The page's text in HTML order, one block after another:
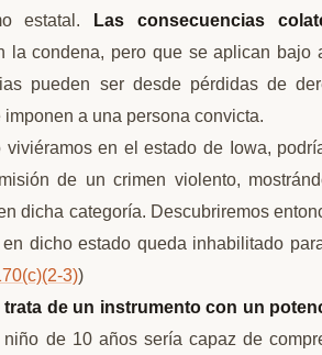
estatal.
Las consecuencias
la condena, pero que se aplican bajo
pueden ser desde pérdidas de
a una persona convicta.
en el estado de Iowa,
de un crimen violento,
dicha categoría. Descubriremos
dicho estado queda inhabilitado
3))
trata de un instrumento con un
de 10 años sería capaz de